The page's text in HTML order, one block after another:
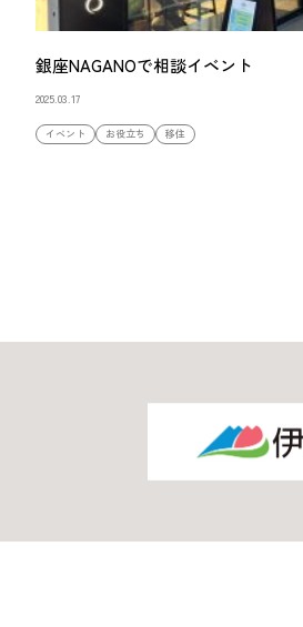
銀座NAGANOで相談イベント
2025.03.17
イベント お役立ち 移住